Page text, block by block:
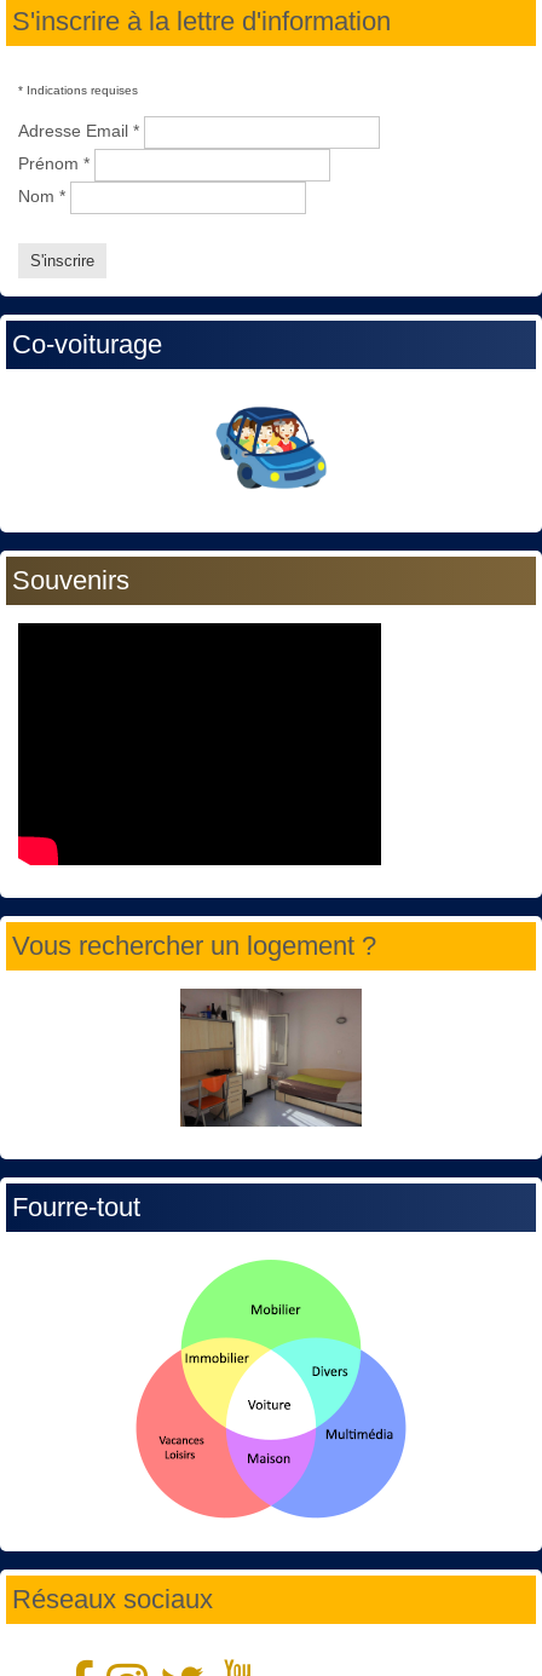
S'inscrire à la lettre d'information
* Indications requises
Adresse Email *
Prénom *
Nom *
Co-voiturage
Souvenirs
Vous rechercher un logement ?
Fourre-tout
Réseaux sociaux